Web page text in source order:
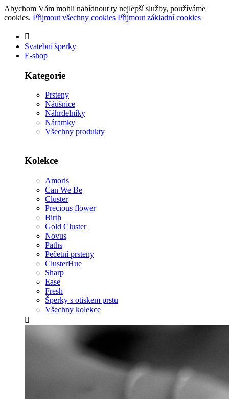
Abychom Vám mohli nabídnout ty nejlepší služby, používáme
cookies. Přijmout všechny cookies Přijmout základní cookies
Svatební šperky
E-shop
Kategorie
Prsteny
Náušnice
Náhrdelníky
Náramky
Všechny produkty
Kolekce
Amoris
Can We Be
Cluster
Precious flower
Birth
Gold Cluster
Novus
Paths
Pečetní prsteny
ClusterHue
Sharp
Ease
Fresh
Šperky s otiskem prstu
Všechny kolekce